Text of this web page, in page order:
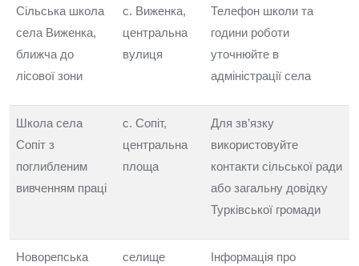
Сільська школа
села Виженка,
ближча до
лісової зони
с. Виженка,
центральна
вулиця
Телефон школи та
години роботи
уточнюйте в
адміністрації села
Школа села
Сопіт з
поглибленим
вивченням праці
с. Сопіт,
центральна
площа
Для зв’язку
використовуйте
контакти сільської ради
або загальну довідку
Турківської громади
Новорепська
селище
Інформація про